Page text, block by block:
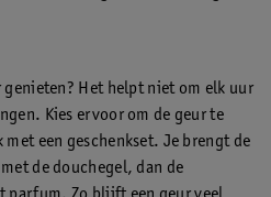
genieten? Het helpt niet om elk uur
Kies ervoor om de geur te
met een geschenkset. Je brengt de
de douchegel, dan de